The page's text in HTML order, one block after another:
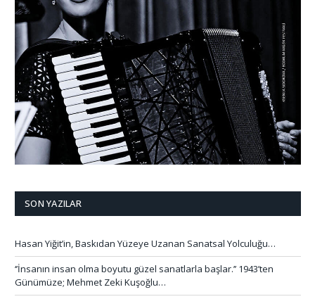
SON YAZILAR
Hasan Yiğit’in, Baskıdan Yüzeye Uzanan Sanatsal Yolculuğu…
‘’İnsanın insan olma boyutu güzel sanatlarla başlar.’’ 1943’ten
Günümüze; Mehmet Zeki Kuşoğlu…